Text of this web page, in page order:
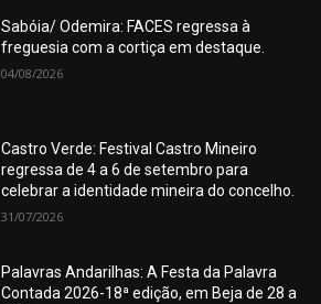
Sabóia/ Odemira: FACES regressa à
freguesia com a cortiça em destaque.
04/08/2026
Castro Verde: Festival Castro Mineiro
regressa de 4 a 6 de setembro para
celebrar a identidade mineira do concelho.
31/07/2026
Palavras Andarilhas: A Festa da Palavra
Contada 2026-18ª edição, em Beja de 28 a